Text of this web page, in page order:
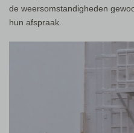
de weersomstandigheden
hun afspraak.